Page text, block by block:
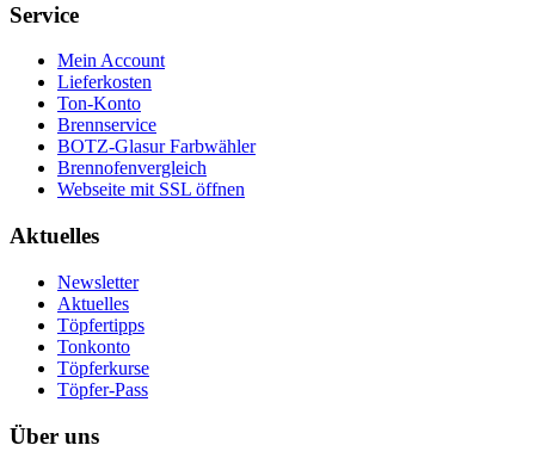
Service
Mein Account
Lieferkosten
Ton-Konto
Brennservice
BOTZ-Glasur Farbwähler
Brennofenvergleich
Webseite mit SSL öffnen
Aktuelles
Newsletter
Aktuelles
Töpfertipps
Tonkonto
Töpferkurse
Töpfer-Pass
Über uns